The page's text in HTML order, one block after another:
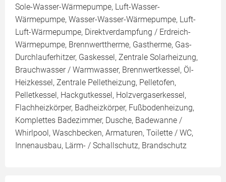
Sole-Wasser-Wärmepumpe, Luft-Wasser-
Wärmepumpe, Wasser-Wasser-Wärmepumpe, Luft-
Luft-Wärmepumpe, Direktverdampfung / Erdreich-
Wärmepumpe, Brennwerttherme, Gastherme, Gas-
Durchlauferhitzer, Gaskessel, Zentrale Solarheizung,
Brauchwasser / Warmwasser, Brennwertkessel, Öl-
Heizkessel, Zentrale Pelletheizung, Pelletofen,
Pelletkessel, Hackgutkessel, Holzvergaserkessel,
Flachheizkörper, Badheizkörper, Fußbodenheizung,
Komplettes Badezimmer, Dusche, Badewanne /
Whirlpool, Waschbecken, Armaturen, Toilette / WC,
Innenausbau, Lärm- / Schallschutz, Brandschutz